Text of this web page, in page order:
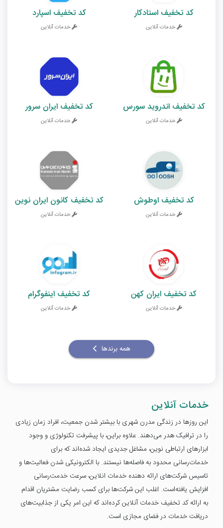
کد تخفیف استادکار
خدمات آنلاین
کد تخفیف اسپارد
خدمات آنلاین
کد تخفیف اندروید سورس
خدمات آنلاین
کد تخفیف ایران سرور
خدمات آنلاین
کد تخفیف اوطوش
خدمات آنلاین
کد تخفیف کانون ایران نوین
خدمات آنلاین
کد تخفیف ایران کهن
خدمات آنلاین
کد تخفیف اینفوگرام
خدمات آنلاین
همه برندها
خدمات آنلاین
این روزها در زندگی مدرن شهری با بیشتر شدن جمعیت، افراد زمان زیادی
را در ترافیک هدر می‌دهند. علاوه براین، با پیشرفت تکنولوژی و وجود
ابزارهای ارتباطی نوین، مشاغل جدیدی ایجاد شده‌اند که برای
خدمات‌رسانی محدود به فاصله‌ها نیستند. با الکترونیکی شدن فعالیت‌ها و
تاسیس شرکت‌های ارائه دهنده خدمات انلاین، سرعت خدمت‌رسانی
افزایش یافته‌است. اغلب این شرکت‌ها برای کسب رضایت مشتریان اقدام
به ارائه کد تخفیف خدمات آنلاین کرده‌اند که این امر یکی از جذابیت‌های
دریافت خدمات در فضای مجازی است.